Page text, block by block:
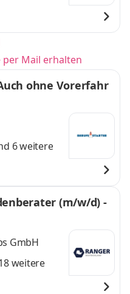
per Mail erhalten
ohne Vorerfahr
6 weitere
(m/w/d) -
GmbH
weitere